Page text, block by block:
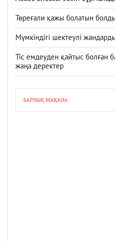
Төреғали қажы болатын
Мүмкіндігі шектеулі
Тіс емдеуден қайтыс болған
жаңа деректер
БАРЛЫҚ МАҚАЛА